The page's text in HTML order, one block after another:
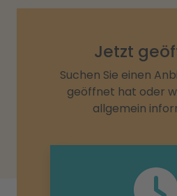
Jetzt
Suchen Sie einen
geöffnet hat oder
allgemein